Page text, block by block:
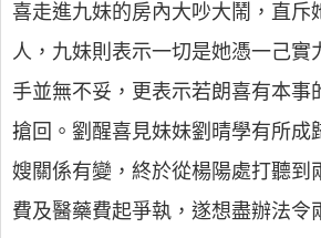
喜走進九妹的房內大吵大鬧，直斥
人，九妹則表示一切是她憑一己實
手並無不妥，更表示若朗喜有本事
搶回。劉醒喜見妹妹劉晴學有所成
嫂關係有變，終於從楊陽處打聽到
費及醫藥費起爭執，遂想盡辦法令